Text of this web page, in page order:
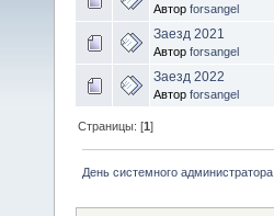
Автор forsangel
Заезд 2021
Автор forsangel
Заезд 2022
Автор forsangel
Страницы: [1]
День системного администратора